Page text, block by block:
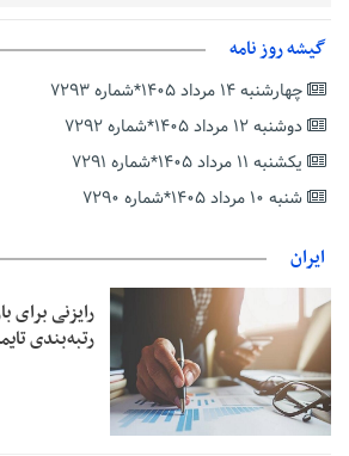
دفتر رهبر انقلاب: مطالب خارج از مراجع
بقائی: فضای مذاکرات فنی و سیاسی ایران و
مثبت است
رئیس سازمان جهاد کشاورزی استان:
دریافت یارانه کود اقدام کنند
گیشه روز نامه
چهارشنبه ۱۴ مرداد ۱۴۰۵*شماره ۷۲۹۳
دوشنبه ۱۲ مرداد ۱۴۰۵*شماره ۷۲۹۲
یکشنبه ۱۱ مرداد ۱۴۰۵*شماره ۷۲۹۱
شنبه ۱۰ مرداد ۱۴۰۵*شماره ۷۲۹۰
ایران
رایزنی برای
رتبه‌بندی